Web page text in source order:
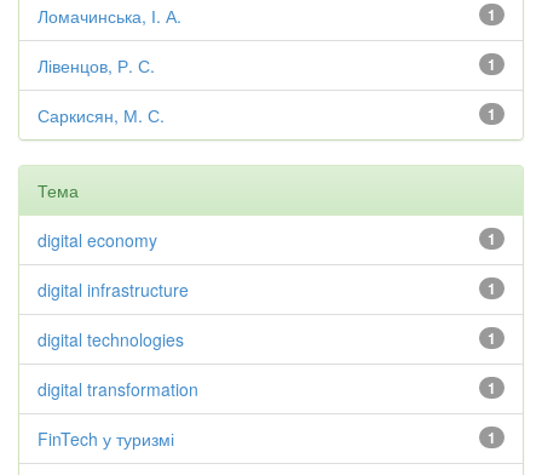
1
Ломачинська, І. А.
1
Лівенцов, Р. С.
1
Саркисян, М. С.
Тема
1
digital economy
1
digital infrastructure
1
digital technologies
1
digital transformation
1
FinTech у туризмі